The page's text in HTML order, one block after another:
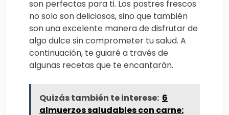
son perfectas para ti. Los postres frescos
no solo son deliciosos, sino que también
son una excelente manera de disfrutar de
algo dulce sin comprometer tu salud. A
continuación, te guiaré a través de
algunas recetas que te encantarán.
Quizás también te interese: 6
almuerzos saludables con carne: